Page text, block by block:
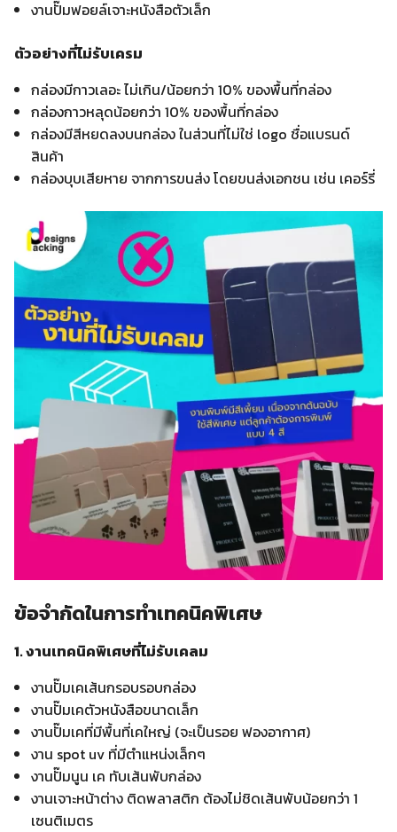
งานปั๊มฟอยล์เจาะหนังสือตัวเล็ก
ตัวอย่างที่ไม่รับเครม
กล่องมีกาวเลอะ ไม่เกิน/น้อยกว่า 10% ของพื้นที่กล่อง
กล่องกาวหลุดน้อยกว่า 10% ของพื้นที่กล่อง
กล่องมีสีหยดลงบนกล่อง ในส่วนที่ไม่ใช่ logo ชื่อแบรนด์
สินค้า
กล่องบุบเสียหาย จากการขนส่ง โดยขนส่งเอกชน เช่น เคอร์รี่
ข้อจำกัดในการทำเทคนิคพิเศษ
1. งานเทคนิคพิเศษที่ไม่รับเคลม
งานปั๊มเคเส้นกรอบรอบกล่อง
งานปั๊มเคตัวหนังสือขนาดเล็ก
งานปั๊มเคที่มีพื้นที่เคใหญ่ (จะเป็นรอย ฟองอากาศ)
งาน spot uv ที่มีตำแหน่งเล็กๆ
งานปั๊มนูน เค ทับเส้นพับกล่อง
งานเจาะหน้าต่าง ติดพลาสติก ต้องไม่ชิดเส้นพับน้อยกว่า 1
เซนติเมตร